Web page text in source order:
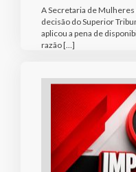
A Secretaria de
decisão do Superior
aplicou a pena de
razão […]